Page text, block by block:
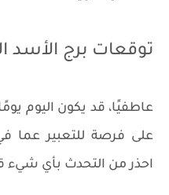
توقعات برج الأسد
عاطفيًا، قد يكون اليوم
على فرصة للتعبير عما
احذر من التحدث بأي شيء